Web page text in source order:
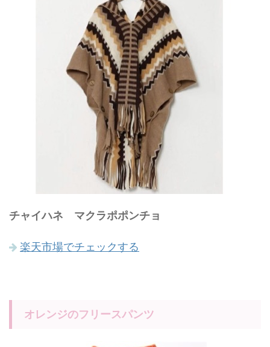
チャイハネ マクラポポンチョ
楽天市場でチェックする
オレンジのフリースパンツ